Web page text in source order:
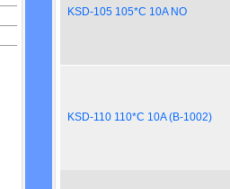
KSD-105 105*C 10A NO
KSD-110 110*C 10A (B-1002)